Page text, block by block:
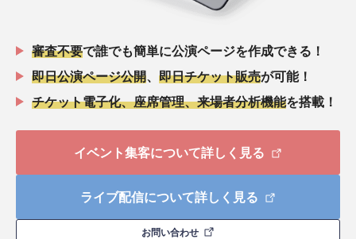
審査不要で誰でも簡単に公演ページを作成できる！
即日公演ページ公開
即日チケット販売が可能！
チケット電子化、座席管理、来場者分析機能を搭載！
イベント集客について詳しく見る
ライブ配信について詳しく見る
お問い合わせ